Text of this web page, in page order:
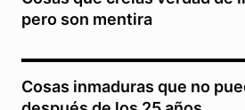
pero son mentira
Cosas inmaduras que no